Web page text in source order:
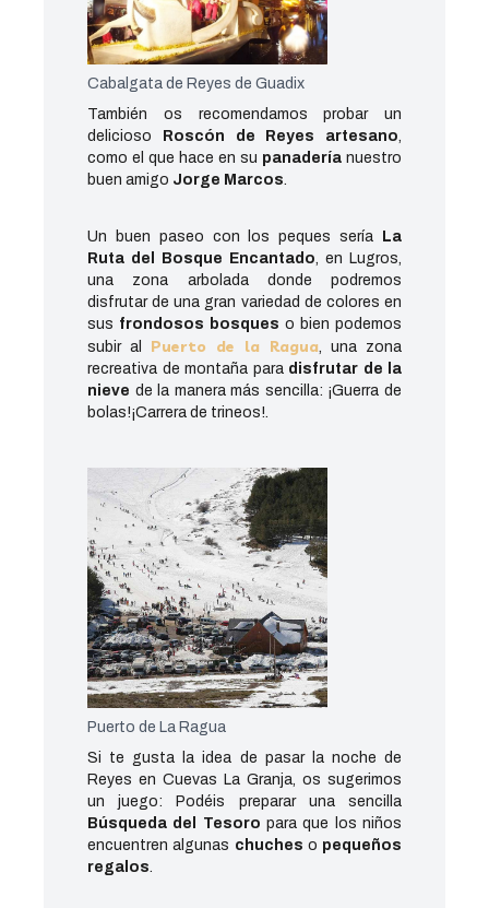
Cabalgata de Reyes de Guadix
También os recomendamos probar un
delicioso Roscón de Reyes artesano
como el que hace en su panadería nuestro
buen amigo Jorge Marcos
Un buen paseo con los peques sería La
Ruta del Bosque Encantado , en Lugros,
una zona arbolada donde podremos
disfrutar de una gran variedad de colores en
sus frondosos bosques o bien podemos
subir al Puerto de la Ragua , una zona
recreativa de montaña para disfrutar de la
nieve de la manera más sencilla: ¡Guerra de
bolas!¡Carrera de trineos!.
Puerto de La Ragua
Si te gusta la idea de pasar la noche de
Reyes en Cuevas La Granja, os sugerimos
un juego: Podéis preparar una sencilla
Búsqueda del Tesoro para que los niños
encuentren algunas chuches o pequeños
regalos